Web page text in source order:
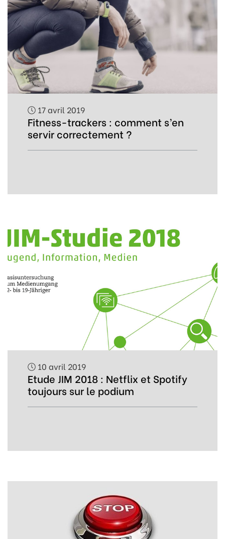
17 avril 2019
Fitness-trackers : comment s’en
servir correctement ?
10 avril 2019
Etude JIM 2018 : Netflix et Spotify
toujours sur le podium